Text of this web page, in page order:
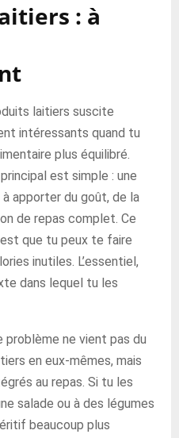
: à
laitiers suscite
intéressants quand tu
plus équilibré.
est simple : une
apporter du goût, de la
de repas complet. Ce
que tu peux te faire
inutiles. L’essentiel,
dans lequel tu les
ne vient pas du
en eux-mêmes, mais
au repas. Si tu les
salade ou à des légumes
beaucoup plus